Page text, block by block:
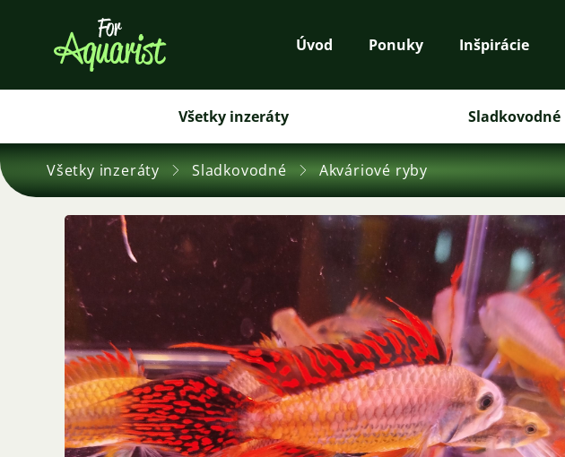
Úvod Ponuky Inšpirácie
Všetky inzeráty Sladkovodné
Všetky inzeráty Sladkovodné Akváriové ryby